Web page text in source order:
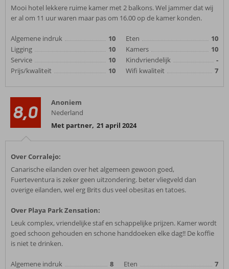
Mooi hotel lekkere ruime kamer met 2 balkons. Wel jammer dat wij
er al om 11 uur waren maar pas om 16.00 op de kamer konden.
Algemene indruk
10
Ligging
10
Service
10
Prijs/kwaliteit
10
Eten
10
Kamers
10
Kindvriendelijk
-
Wifi kwaliteit
7
8,0
Anoniem
Nederland
Met partner, 21 april 2024
Over Corralejo:
Canarische eilanden over het algemeen gewoon goed,
Fuerteventura is zeker geen uitzondering. beter vliegveld dan
overige eilanden, wel erg Brits dus veel obesitas en tatoes.
Over Playa Park Zensation:
Leuk complex, vriendelijke staf en schappelijke prijzen. Kamer wordt
goed schoon gehouden en schone handdoeken elke dag!! De koffie
is niet te drinken.
Algemene indruk
8
Eten
7